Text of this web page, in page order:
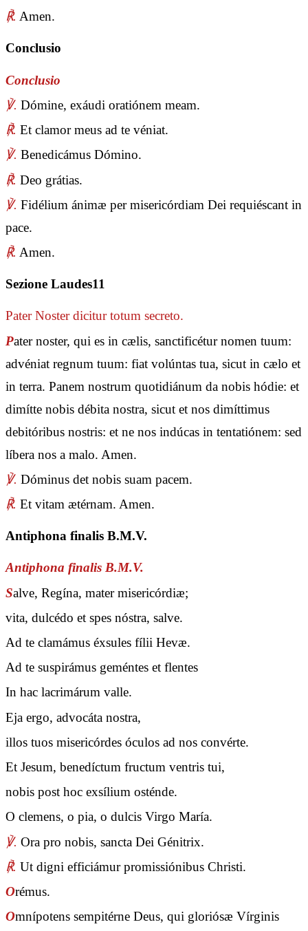
℟. Amen.
Conclusio
Conclusio
℣. Dómine, exáudi oratiónem meam.
℟. Et clamor meus ad te véniat.
℣. Benedicámus Dómino.
℟. Deo grátias.
℣. Fidélium ánimæ per misericórdiam Dei requiéscant in
pace.
℟. Amen.
Sezione Laudes11
Pater Nosterdicitur totum secreto.
Pater noster, qui es in cælis, sanctificétur nomen tuum:
advéniat regnum tuum: fiat volúntas tua, sicut in cælo et
in terra. Panem nostrum quotidiánum da nobis hódie: et
dimítte nobis débita nostra, sicut et nos dimíttimus
debitóribus nostris: et ne nos indúcas in tentatiónem: sed
líbera nos a malo. Amen.
℣. Dóminus det nobis suam pacem.
℟. Et vitam ætérnam. Amen.
Antiphona finalis B.M.V.
Antiphona finalis B.M.V.
Salve, Regína, mater misericórdiæ;
vita, dulcédo et spes nóstra, salve.
Ad te clamámus éxsules fílii Hevæ.
Ad te suspirámus geméntes et flentes
In hac lacrimárum valle.
Eja ergo, advocáta nostra,
illos tuos misericórdes óculos ad nos convérte.
Et Jesum, benedíctum fructum ventris tui,
nobis post hoc exsílium osténde.
O clemens, o pia, o dulcis Virgo María.
℣. Ora pro nobis, sancta Dei Génitrix.
℟. Ut digni efficiámur promissiónibus Christi.
Orémus.
Omnípotens sempitérne Deus, qui gloriósæ Vírginis